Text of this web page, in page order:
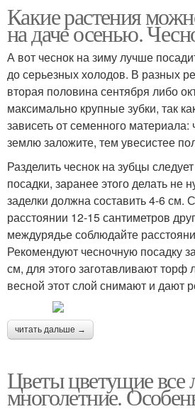
Какие растения
на даче осенью.
А вот чеснок на зиму лучше
до серьезных холодов. В разных
вторая половина сентября либо
максимально крупные зубки, так
зависеть от семенного материала:
землю заложите, тем увесистее
Разделить чеснок на зубцы
посадки, заранее этого делать не
заделки должна составить 4-6 см.
расстоянии 12-15 сантиметров
междурядье соблюдайте
Рекомендуют чесночную посадку
см, для этого заготавливают торф
весной этот слой снимают и дают
читать дальше →
Цветы цветущие все
многолетние.